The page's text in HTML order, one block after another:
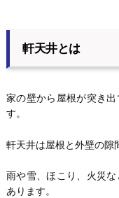
軒天井とは
家の壁から屋根が突き
す。
軒天井は屋根と外壁の隙
雨や雪、ほこり、火災
あります。